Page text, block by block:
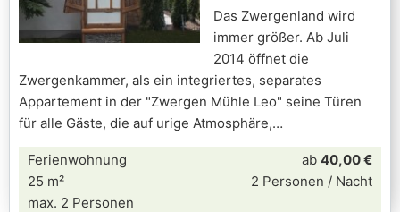
Das Zwergenland wird
immer größer. Ab Juli
2014 öffnet die
Zwergenkammer, als ein integriertes, separates
Appartement in der "Zwergen Mühle Leo" seine Türen
für alle Gäste, die auf urige Atmosphäre,
Ferienwohnung
25 m²
max. 2 Personen
ab 40,00 €
2 Personen / Nacht